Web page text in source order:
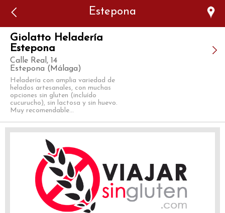
Estepona
Giolatto Heladería
Estepona
Calle Real, 14
Estepona (Málaga)
Heladería con amplia variedad de
helados artesanales, con muchas
opciones sin gluten (incluído
cucurucho), sin lactosa y sin huevo.
Muy recomendable...
authorized to show the cookie declaration for domain group
ID 546ddaab-b478-4440-aa8a-3b0205284212. Please add it to
the domain group in the Cookiebot Manager to authorize
the domain.